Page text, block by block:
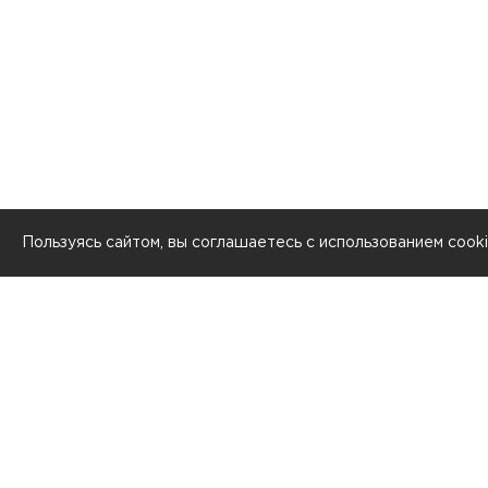
Пользуясь сайтом, вы соглашаетесь с использованием